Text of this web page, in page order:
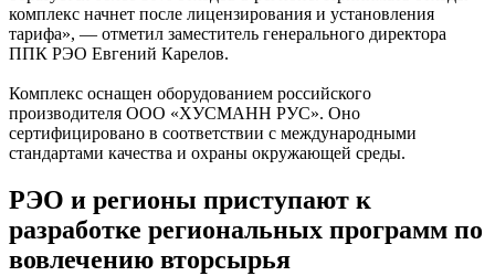
комплекс начнет после лицензирования и установления
тарифа», — отметил заместитель генерального директора
ППК РЭО Евгений Карелов.
Комплекс оснащен оборудованием российского
производителя ООО «ХУСМАНН РУС». Оно
сертифицировано в соответствии с международными
стандартами качества и охраны окружающей среды.
РЭО и регионы приступают к
разработке региональных программ по
вовлечению вторсырья